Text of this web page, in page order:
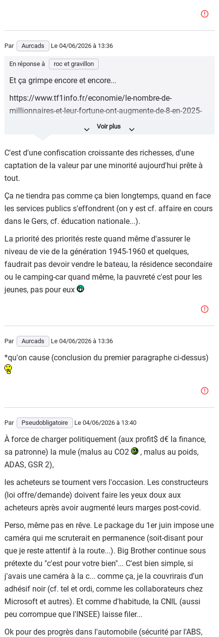
Par Aurcads Le 04/06/2026 à 13:36
En réponse à roc et gravillon
Et ça grimpe encore et encore...
https://www.tf1info.fr/economie/le-nombre-de-
millionnaires-et-leur-fortune-ont-augmente-de-8-en-2025-
pour-atteindre-de-nouveaux-records-2445294.html
C'est d'une confiscation croissante des richesses, d'une
captation de la valeur par une minorité aujourd'hui prête à
tout.
Ça ne tiendra pas comme ça bien longtemps, quand en face
les services publics s'effondrent (on y est cf. affaire en cours
dans le Gers, cf. éducation nationale...).
La priorité des priorités reste quand même d'assurer le
niveau de vie de la génération 1945-1960 et quelques,
faudrait pas devoir vendre le bateau, la résidence secondaire
ou le camping-car quand même, la pauvreté c'est pour les
jeunes, pas pour eux
Par Aurcads Le 04/06/2026 à 13:36
*qu'on cause (conclusion du premier paragraphe ci-dessus)
Par Pseudobligatoire Le 04/06/2026 à 13:40
À force de charger politiquement (aux profit$ d€ la finance,
sa patronne) la mule (malus au CO2
, malus au poids,
ADAS, GSR 2),
les acheteurs se tournent vers l'occasion. Les constructeurs
(loi offre/demande) doivent faire les yeux doux aux
acheteurs après avoir augmenté leurs marges post-covid.
Perso, même pas en rêve. Le package du 1er juin impose une
caméra qui me scruterait en permanence (soit-disant pour
que je reste attentif à la route...). Big Brother continue sous
prétexte du "c'est pour votre bien"... C'est bien simple, si
j'avais une caméra à la c... comme ça, je la couvrirais d'un
adhésif noir (cf. tel et ordi, comme les collaborateurs chez
Microsoft et autres). Et comme d'habitude, la CNIL (aussi
peu corrompue que l'INSEE) laisse filer...
Ok pour des progrès dans l'automobile (sécurité par l'ABS,